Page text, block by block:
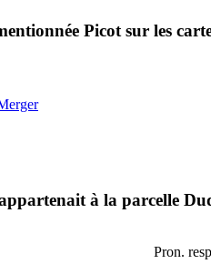
Picot sur les
appartenait à la parcelle
Pron.